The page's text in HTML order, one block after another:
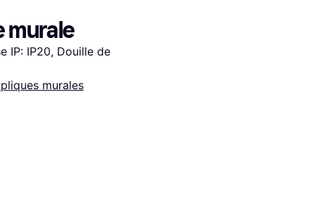
murale
IP: IP20, Douille de
murales